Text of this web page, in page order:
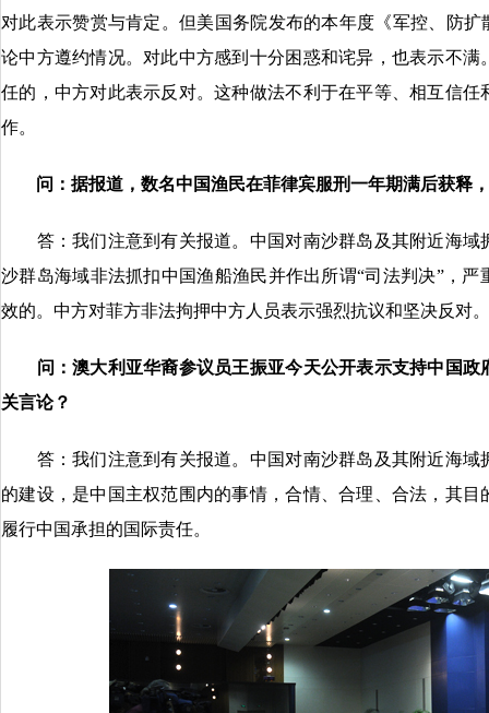
对此表示赞赏与肯定。但美国务院发布的本年度《军控、防
论中方遵约情况。对此中方感到十分困惑和诧异，也表示不
任的，中方对此表示反对。这种做法不利于在平等、相互信
作。
问：据报道，数名中国渔民在菲律宾服刑一年期满后获释
答：我们注意到有关报道。中国对南沙群岛及其附近海域
沙群岛海域非法抓扣中国渔船渔民并作出所谓“司法判决”，
效的。中方对菲方非法拘押中方人员表示强烈抗议和坚决反对。
问：澳大利亚华裔参议员王振亚今天公开表示支持中国政
关言论？
答：我们注意到有关报道。中国对南沙群岛及其附近海域
的建设，是中国主权范围内的事情，合情、合理、合法，其
履行中国承担的国际责任。